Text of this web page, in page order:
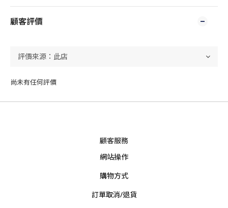
顧客評價
尚未有任何評價
顧客服務
網站操作
購物方式
訂單取消/退貨